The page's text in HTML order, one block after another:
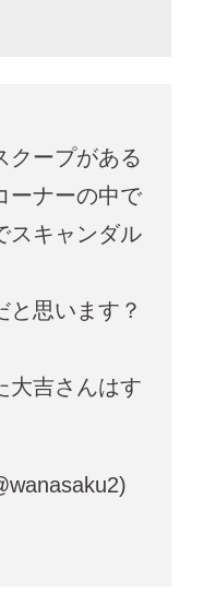
クープがある
ーナーの中で
スキャンダル
と思います？
大吉さんはす